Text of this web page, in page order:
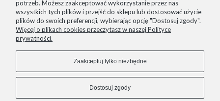
informacje
pomoc
zakupy
potrzeb. Możesz zaakceptować wykorzystanie przez nas
wszystkich tych plików i przejść do sklepu lub dostosować użycie
plików do swoich preferencji, wybierając opcję "Dostosuj zgody".
Więcej o plikach cookies przeczytasz w naszej Polityce
prywatności.
Zaakceptuj tylko niezbędne
Dostosuj zgody